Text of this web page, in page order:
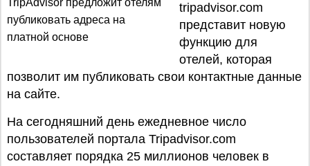
TripAdvisor предложит отелям
публиковать адреса на
платной основе
tripadvisor.com
представит новую
функцию для
отелей, которая
позволит им публиковать свои контактные данные
на сайте.
На сегодняшний день ежедневное число
пользователей портала Tripadvisor.com
составляет порядка 25 миллионов человек в